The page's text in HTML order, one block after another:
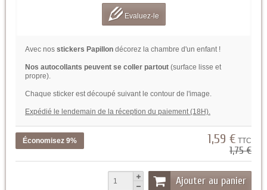
Evaluez-le
Avec nos stickers Papillon décorez la chambre d'un enfant !
Nos autocollants peuvent se coller partout (surface lisse et
propre).
Chaque sticker est découpé suivant le contour de l'image.
Expédié le lendemain de la réception du paiement (18H).
Économisez 9% 1,59 € TTC
1,75 €
Ajouter au panier